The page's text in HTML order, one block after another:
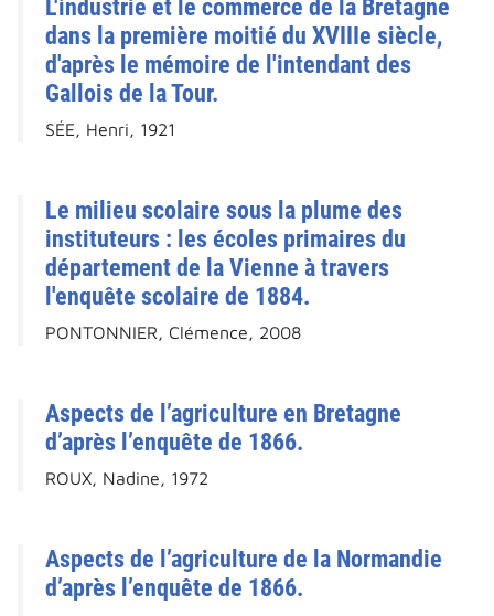
L'industrie et le commerce de la Bretagne
dans la première moitié du XVIIIe siècle,
d'après le mémoire de l'intendant des
Gallois de la Tour.
SÉE, Henri, 1921
Le milieu scolaire sous la plume des
instituteurs : les écoles primaires du
département de la Vienne à travers
l'enquête scolaire de 1884.
PONTONNIER, Clémence, 2008
Aspects de l’agriculture en Bretagne
d’après l’enquête de 1866.
ROUX, Nadine, 1972
Aspects de l’agriculture de la Normandie
d’après l’enquête de 1866.